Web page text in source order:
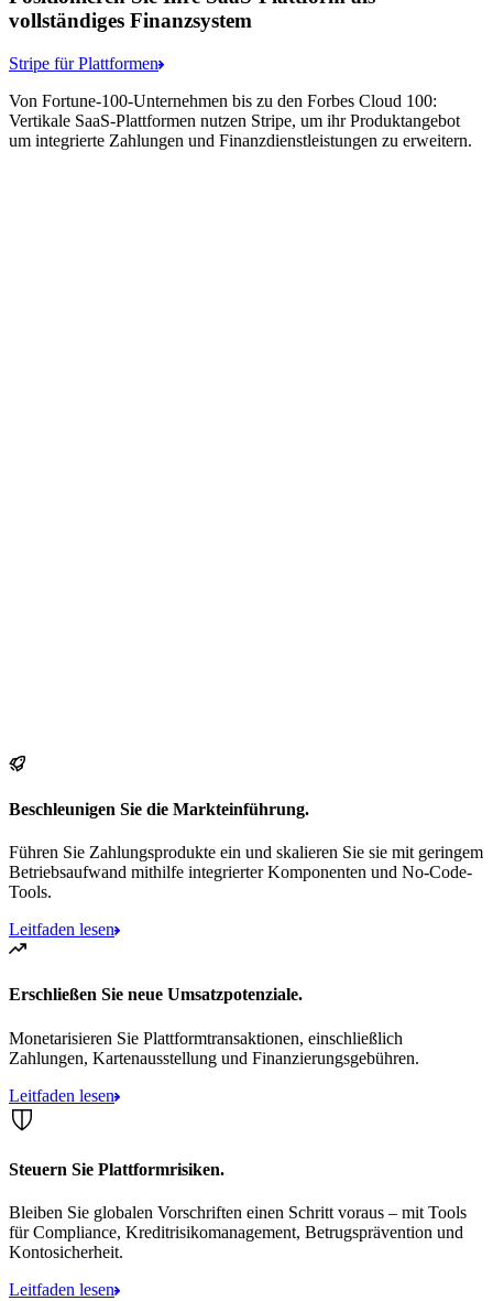
vollständiges Finanzsystem
Stripe für Plattformen
Von Fortune-100-Unternehmen bis zu den Forbes Cloud 100:
Vertikale SaaS-Plattformen nutzen Stripe, um ihr Produktangebot
um integrierte Zahlungen und Finanzdienstleistungen zu erweitern.
Beschleunigen Sie die Markteinführung.
Führen Sie Zahlungsprodukte ein und skalieren Sie sie mit geringem
Betriebsaufwand mithilfe integrierter Komponenten und No-Code-
Tools.
Leitfaden lesen
Erschließen Sie neue Umsatzpotenziale.
Monetarisieren Sie Plattformtransaktionen, einschließlich
Zahlungen, Kartenausstellung und Finanzierungsgebühren.
Leitfaden lesen
Steuern Sie Plattformrisiken.
Bleiben Sie globalen Vorschriften einen Schritt voraus – mit Tools
für Compliance, Kreditrisikomanagement, Betrugsprävention und
Kontosicherheit.
Leitfaden lesen